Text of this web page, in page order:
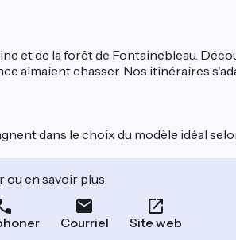
et de la forêt de Fontainebleau.
aimaient chasser. Nos itinéraires
dans le choix du modèle idéal
ou en savoir plus.
Courriel Site web